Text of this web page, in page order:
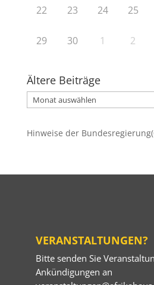
22 23 24 25
29 30 1 2
Ältere Beiträge
Ältere
Beiträge
Hinweise der
VERANSTALTUNGEN?
Bitte senden Sie
Ankündigungen an